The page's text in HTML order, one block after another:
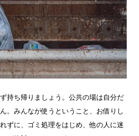
持ち帰りましょう。公共の場は自分だ
。みんなが使うということ、お借りし
ずに、ゴミ処理をはじめ、他の人に迷